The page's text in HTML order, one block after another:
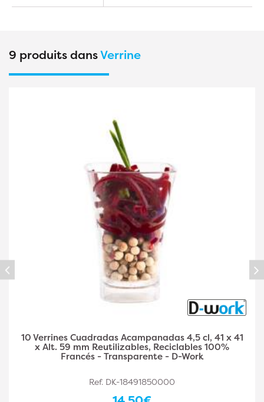
9 produits dansVerrine
40 Verrines Cuadrados Biselados 5 cl 50 x 50 x Alt.
45 mm Reutilizables, Reciclables 100% Francés -
Transparente - D-Work
Ref. DK-18491850001